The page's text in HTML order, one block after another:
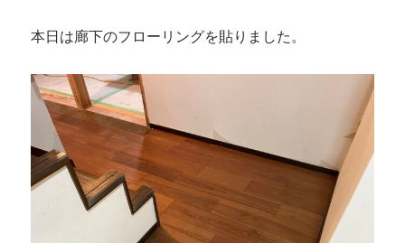
本日は廊下のフローリングを貼りました。